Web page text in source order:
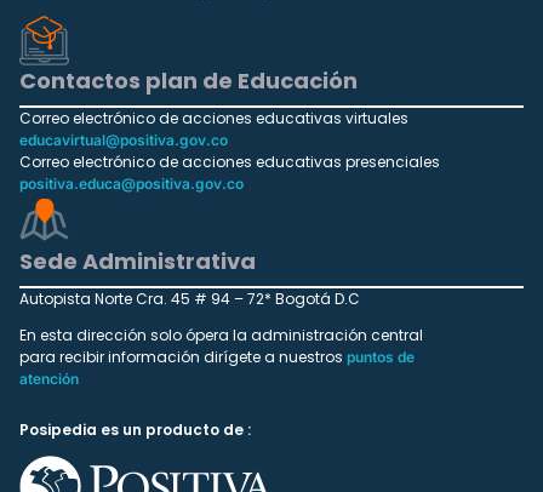
Contactos plan de Educación
Correo electrónico de acciones educativas virtuales
educavirtual@positiva.gov.co
Correo electrónico de acciones educativas presenciales
positiva.educa@positiva.gov.co
Sede Administrativa
Autopista Norte Cra. 45 # 94 – 72* Bogotá D.C
En esta dirección solo ópera la administración central
para recibir información dirígete a nuestros puntos de
atención
Posipedia es un producto de :